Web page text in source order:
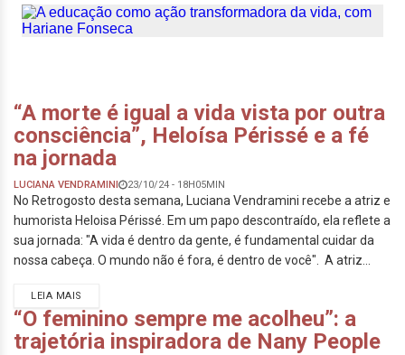
“A morte é igual a vida vista por outra
consciência”, Heloísa Périssé e a fé
na jornada
LUCIANA VENDRAMINI 23/10/24 - 18H05MIN
No Retrogosto desta semana, Luciana Vendramini recebe a atriz e
humorista Heloisa Périssé. Em um papo descontraído, ela reflete a
sua jornada: "A vida é dentro da gente, é fundamental cuidar da
nossa cabeça. O mundo não é fora, é dentro de você". A atriz...
LEIA MAIS
“O feminino sempre me acolheu”: a
trajetória inspiradora de Nany People